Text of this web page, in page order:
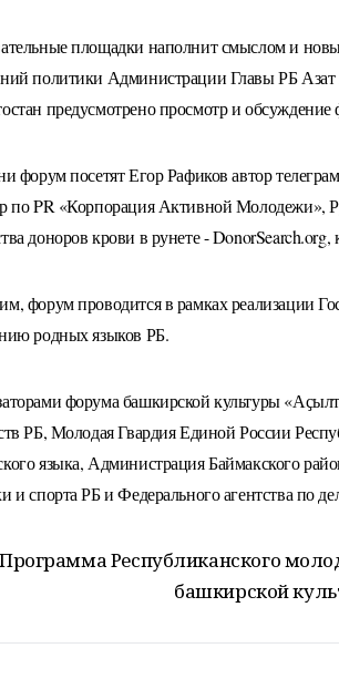
площадки наполнит смыслом и
политики Администрации Главы РБ Азат
предусмотрено просмотр и
форум посетят Егор Рафиков автор
по PR «Корпорация Активной Молодежи»,
доноров крови в рунете -
форум проводится в рамках реализации
родных языков РБ.
форума башкирской культуры
РБ, Молодая Гвардия Единой России
языка, Администрация Баймакского
и спорта РБ и Федерального агентства по
Программа Республиканского
башкирской